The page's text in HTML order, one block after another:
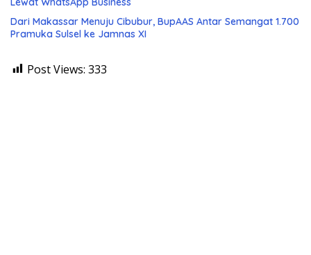
Dari Makassar Menuju Cibubur, BupAAS Antar Semangat 1.700
Pramuka Sulsel ke Jamnas XI
Post Views: 333